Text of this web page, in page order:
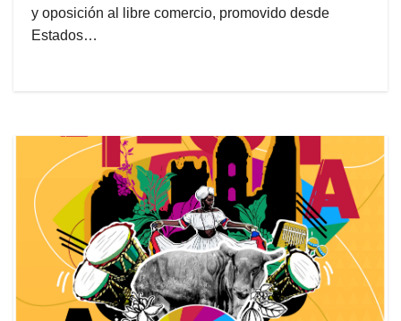
y oposición al libre comercio, promovido desde
Estados…